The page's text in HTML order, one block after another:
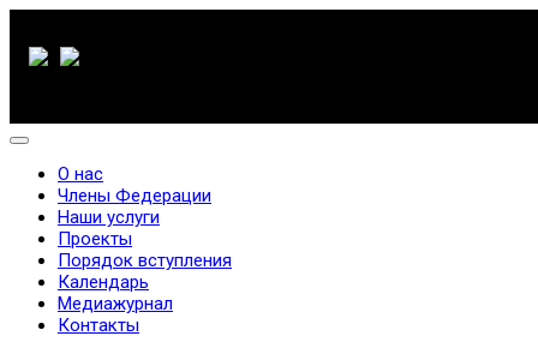
О нас
Члены Федерации
Наши услуги
Проекты
Порядок вступления
Календарь
Медиажурнал
Контакты